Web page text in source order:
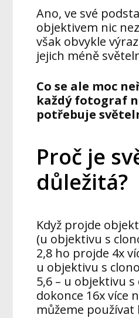
Ano, ve své
objektivem nic
však obvykle
jejich méně
Co se ale moc
každý fotograf
potřebuje
Proč je
důležitá?
Když projde
(u objektivu s
2,8 ho projde 4x
u objektivu s
5,6 – u objektivu
dokonce 16x více
můžeme používat